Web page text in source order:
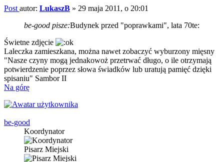
Post autor: LukaszB » 29 maja 2011, o 20:01
be-good pisze:Budynek przed "poprawkami", lata 70te:
Świetne zdjęcie
Laleczka zamieszkana, można nawet zobaczyć wyburzony mięsny
"Nasze czyny mogą jednakowoż przetrwać długo, o ile otrzymają
potwierdzenie poprzez słowa świadków lub uratują pamięć dzięki
spisaniu" Sambor II
Na górę
be-good
Koordynator
Pisarz Miejski